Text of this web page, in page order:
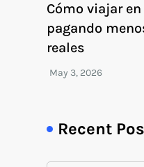
Cómo viajar
pagando
reales
Recent